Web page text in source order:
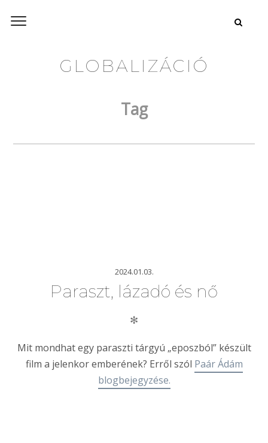
GLOBALIZÁCIÓ
Tag
2024.01.03.
Paraszt, lázadó és nő
✻
Mit mondhat egy paraszti tárgyú „eposzból” készült
film a jelenkor emberének? Erről szól Paár Ádám
blogbejegyzése.